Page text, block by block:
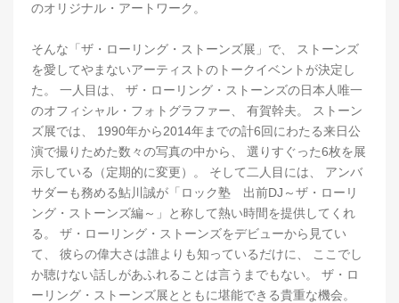
のオリジナル・アートワーク。
そんな「ザ・ローリング・ストーンズ展」で、 ストーンズ
を愛してやまないアーティストのトークイベントが決定し
た。 一人目は、 ザ・ローリング・ストーンズの日本人唯一
のオフィシャル・フォトグラファー、 有賀幹夫。 ストーン
ズ展では、 1990年から2014年までの計6回にわたる来日公
演で撮りためた数々の写真の中から、 選りすぐった6枚を展
示している（定期的に変更）。 そして二人目には、 アンバ
サダーも務める鮎川誠が「ロック塾 出前DJ～ザ・ローリ
ング・ストーンズ編～」と称して熱い時間を提供してくれ
る。 ザ・ローリング・ストーンズをデビューから見てい
て、 彼らの偉大さは誰よりも知っているだけに、 ここでし
か聴けない話しがあふれることは言うまでもない。 ザ・ロ
ーリング・ストーンズ展とともに堪能できる貴重な機会。